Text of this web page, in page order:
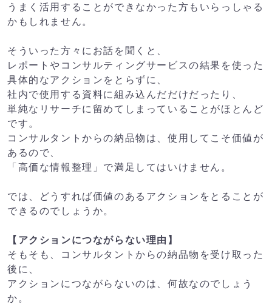
うまく活用することができなかった方もいらっしゃる
かもしれません。
そういった方々にお話を聞くと、
レポートやコンサルティングサービスの結果を使った
具体的なアクションをとらずに、
社内で使用する資料に組み込んだだけだったり、
単純なリサーチに留めてしまっていることがほとんど
です。
コンサルタントからの納品物は、使用してこそ価値が
あるので、
「高価な情報整理」で満足してはいけません。
では、どうすれば価値のあるアクションをとることが
できるのでしょうか。
【アクションにつながらない理由】
そもそも、コンサルタントからの納品物を受け取った
後に、
アクションにつながらないのは、何故なのでしょう
か。